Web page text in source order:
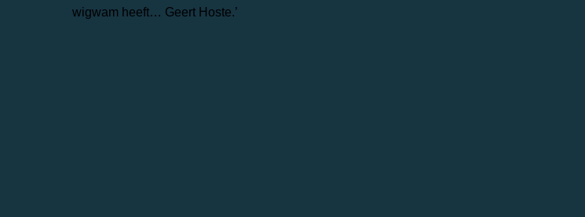
wigwam heeft… Geert Hoste.’